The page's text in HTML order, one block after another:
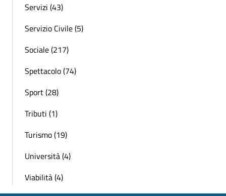
Servizi (43)
Servizio Civile (5)
Sociale (217)
Spettacolo (74)
Sport (28)
Tributi (1)
Turismo (19)
Università (4)
Viabilità (4)